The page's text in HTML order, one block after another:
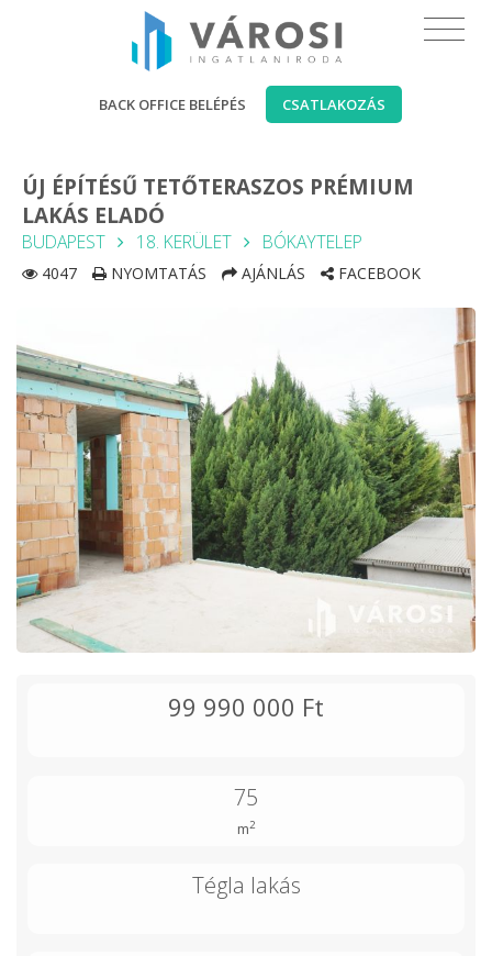
BACK OFFICE BELÉPÉS CSATLAKOZÁS
ÚJ ÉPÍTÉSŰ TETŐTERASZOS PRÉMIUM
LAKÁS ELADÓ
BUDAPEST 18. KERÜLET BÓKAYTELEP
4047 NYOMTATÁS AJÁNLÁS FACEBOOK
99 990 000 Ft
75
m2
Tégla lakás